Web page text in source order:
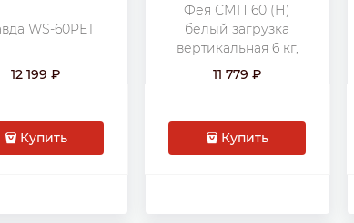
WS-60PЕT
12 199
Купить
Фея СМП 60 (Н)
белый загрузка
вертикальная 6 кг,
1350 об/мин., класс: А
11 779
Купить